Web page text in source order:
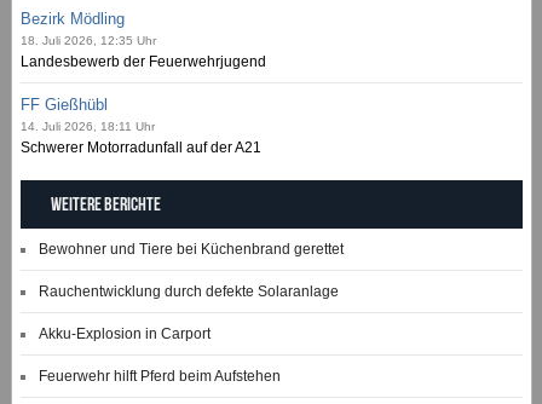
Bezirk Mödling
18. Juli 2026, 12:35 Uhr
Landesbewerb der Feuerwehrjugend
FF Gießhübl
14. Juli 2026, 18:11 Uhr
Schwerer Motorradunfall auf der A21
Weitere Berichte
Bewohner und Tiere bei Küchenbrand gerettet
Rauchentwicklung durch defekte Solaranlage
Akku-Explosion in Carport
Feuerwehr hilft Pferd beim Aufstehen